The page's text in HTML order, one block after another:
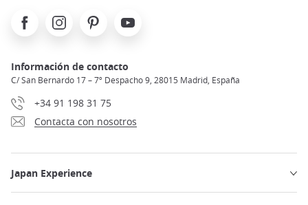
FacebookInstagramPinterest Youtube
Información de contacto
C/ San Bernardo 17 – 7º Despacho 9, 28015 Madrid, España
+34 91 198 31 75
Contacta con nosotros
Japan Experience